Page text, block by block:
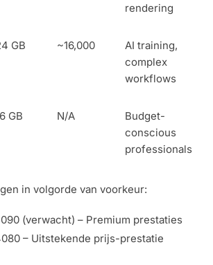
rendering
GB ~16,000
AI training,
complex
workflows
GB N/A
Budget-
conscious
professionals
in volgorde van voorkeur:
(verwacht) – Premium prestaties
– Uitstekende prijs-prestatie